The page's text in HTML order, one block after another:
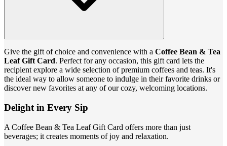
Give the gift of choice and convenience with a Coffee Bean & Tea
Leaf Gift Card. Perfect for any occasion, this gift card lets the
recipient explore a wide selection of premium coffees and teas. It's
the ideal way to allow someone to indulge in their favorite drinks or
discover new favorites at any of our cozy, welcoming locations.
Delight in Every Sip
A Coffee Bean & Tea Leaf Gift Card offers more than just
beverages; it creates moments of joy and relaxation.